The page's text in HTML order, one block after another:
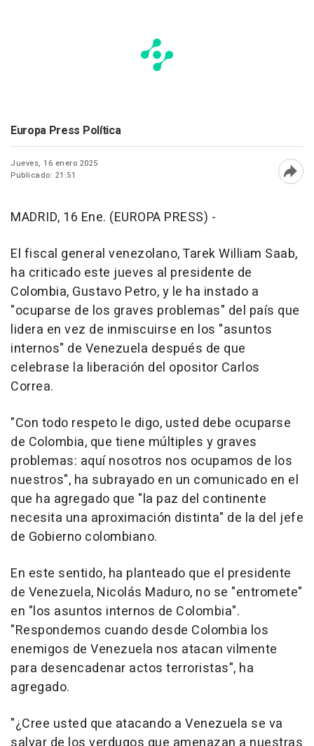
Europa Press Política
Jueves, 16 enero 2025
Publicado: 21:51
MADRID, 16 Ene. (EUROPA PRESS) -
El fiscal general venezolano, Tarek William Saab,
ha criticado este jueves al presidente de
Colombia, Gustavo Petro, y le ha instado a
"ocuparse de los graves problemas" del país que
lidera en vez de inmiscuirse en los "asuntos
internos" de Venezuela después de que
celebrase la liberación del opositor Carlos
Correa.
"Con todo respeto le digo, usted debe ocuparse
de Colombia, que tiene múltiples y graves
problemas: aquí nosotros nos ocupamos de los
nuestros", ha subrayado en un comunicado en el
que ha agregado que "la paz del continente
necesita una aproximación distinta" de la del jefe
de Gobierno colombiano.
En este sentido, ha planteado que el presidente
de Venezuela, Nicolás Maduro, no se "entromete"
en "los asuntos internos de Colombia".
"Respondemos cuando desde Colombia los
enemigos de Venezuela nos atacan vilmente
para desencadenar actos terroristas", ha
agregado.
"¿Cree usted que atacando a Venezuela se va